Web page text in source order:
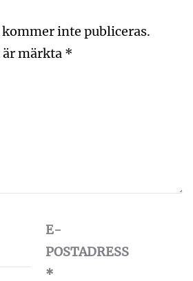
inte publiceras.
märkta *
E-
POSTADRESS
*